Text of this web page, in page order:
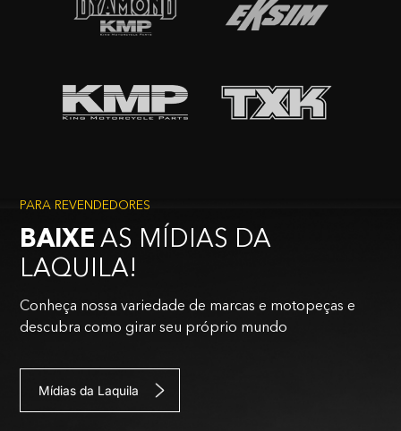
PARA REVENDEDORES
BAIXE AS MÍDIAS DA
LAQUILA!
Conheça nossa variedade de marcas e motopeças e
descubra como girar seu próprio mundo
Mídias da Laquila